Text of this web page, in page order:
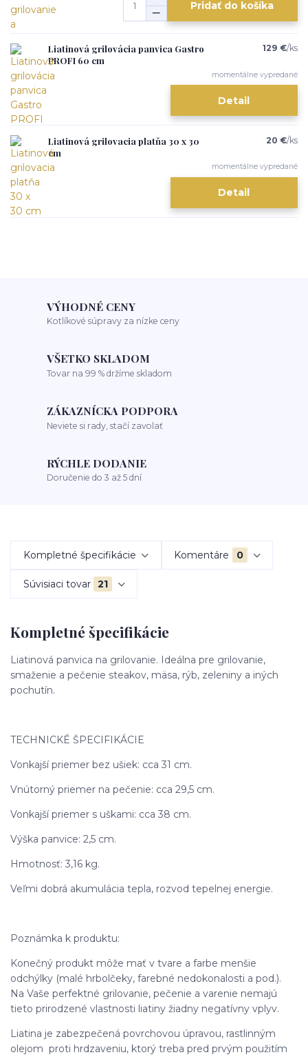
Pridať do košíka
Liatinová grilovácia panvica Gastro
PROFI 60 cm
129 €/ks
momentálne vypredané
Detail
Liatinová grilovacia platňa 30 x 30
cm
20 €/ks
momentálne vypredané
Detail
VÝHODNÉ CENY
Kotlíkové súpravy za nízke ceny
VŠETKO SKLADOM
Tovar na 99 % držíme skladom
ZÁKAZNÍCKA PODPORA
Neviete si rady, stačí zavolať
RÝCHLE DODANIE
Doručenie do 3 až 5 dní
Kompletné špecifikácie Komentáre 0
Súvisiaci tovar 21
Kompletné špecifikácie
Liatinová panvica na grilovanie. Ideálna pre grilovanie,
smaženie a pečenie steakov, mäsa, rýb, zeleniny a iných
pochutín.
TECHNICKÉ ŠPECIFIKÁCIE
Vonkajší priemer bez ušiek: cca 31 cm.
Vnútorný priemer na pečenie: cca 29,5 cm.
Vonkajší priemer s uškami: cca 38 cm.
Výška panvice: 2,5 cm.
Hmotnosť: 3,16 kg.
Veľmi dobrá akumulácia tepla, rozvod tepelnej energie.
Poznámka k produktu:
Konečný produkt môže mať v tvare a farbe menšie
odchýlky (malé hrbolčeky, farebné nedokonalosti a pod.).
Na Vaše perfektné grilovanie, pečenie a varenie nemajú
tieto prirodzené vlastnosti liatiny žiadny negatívny vplyv.
Liatina je zabezpečená povrchovou úpravou, rastlinným
olejom proti hrdzaveniu, ktorý treba pred prvým použitím